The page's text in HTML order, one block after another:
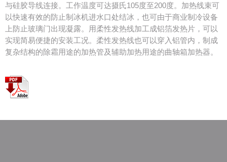
与硅胶导线连接。工作温度可达摄氏105度至200度。加热线束可
以快速有效的防止制冰机进水口处结冰，也可由于商业制冷设备
上防止玻璃门出现凝露。用柔性发热线加工成铝箔发热片，可以
实现简易便捷的安装工况。柔性发热线也可以穿入铝管内，制成
复杂结构的除霜用途的加热管及辅助加热用途的曲轴箱加热器。